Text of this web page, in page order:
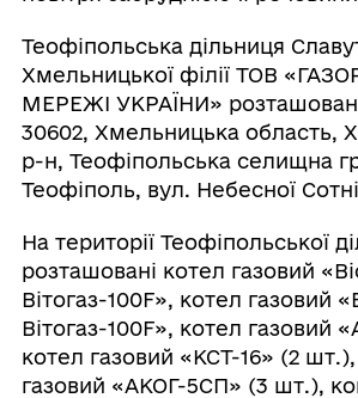
Теофіпольська дільниця
Хмельницької філії ТОВ
МЕРЕЖІ УКРАЇНИ»
30602, Хмельницька область,
р-н, Теофіпольська селищна
Теофіполь, вул. Небесної
На території Теофіпольської
розташовані котел газовий
Вітогаз-100F», котел газовий
Вітогаз-100F», котел газовий
котел газовий «КСТ-16» (2
газовий «АКОГ-5СП» (3 шт.),